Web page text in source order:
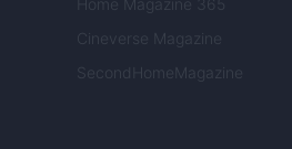
Home Magazine 365
Cineverse Magazine
SecondHomeMagazine